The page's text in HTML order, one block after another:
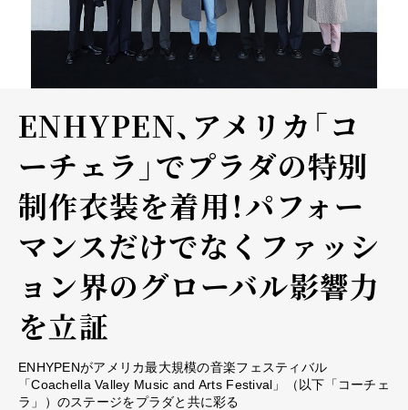
ENHYPEN、アメリカ「コ
ーチェラ」でプラダの特別
制作衣装を着用！パフォー
マンスだけでなくファッシ
ョン界のグローバル影響力
を立証
ENHYPENがアメリカ最大規模の音楽フェスティバル
「Coachella Valley Music and Arts Festival」（以下「コーチェ
ラ」）のステージをプラダと共に彩る